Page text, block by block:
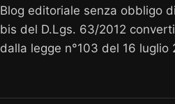
Blog editoriale senza obbligo
bis del D.Lgs. 63/2012
dalla legge n°103 del 16 luglio